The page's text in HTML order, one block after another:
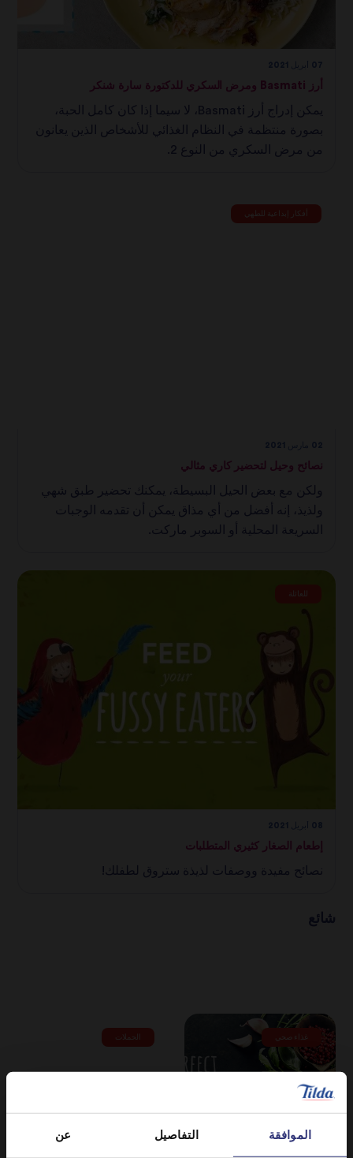
الموافقة التفاصيل عن
أرز Basmati ومرض السكري للدكتورة سارة شنكر
يمكن إدراج أرز Basmati، لا سيما إذا كان كامل الحبة،
بصورة منتظمة في النظام الغذائي للأشخاص الذين يعانون
من مرض السكري من النوع 2.
أفكار إبداعية للطهي
نصائح وحيل لتحضير كاري مثالي
ولكن مع بعض الحيل البسيطة، يمكنك تحضير طبق شهي
ولذيذ، إنه أفضل من أي مذاق يمكن أن تقدمه الوجبات
السريعة المحلية أو السوبر ماركت.
للعائلة
إطعام الصغار كثيري المتطلبات
نصائح مفيدة ووصفات لذيذة ستروق لطفلك!
شائع
غذاء صحي الحملات